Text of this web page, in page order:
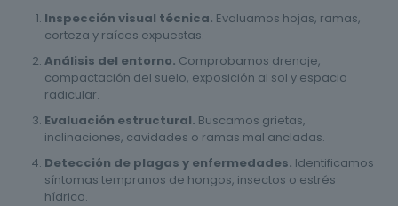
Inspección visual técnica. Evaluamos hojas, ramas,
corteza y raíces expuestas.
Análisis del entorno. Comprobamos drenaje,
compactación del suelo, exposición al sol y espacio
radicular.
Evaluación estructural. Buscamos grietas,
inclinaciones, cavidades o ramas mal ancladas.
Detección de plagas y enfermedades. Identificamos
síntomas tempranos de hongos, insectos o estrés
hídrico.